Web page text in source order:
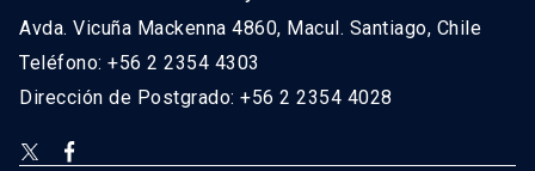
Avda. Vicuña Mackenna 4860, Macul. Santiago, Chile
Teléfono: +56 2 2354 4303
Dirección de Postgrado: +56 2 2354 4028